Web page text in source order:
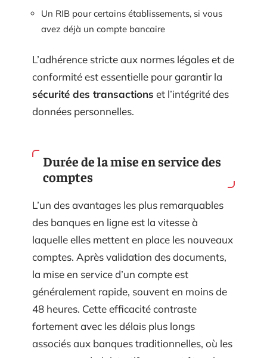
Un RIB pour certains établissements, si vous
avez déjà un compte bancaire
L’adhérence stricte aux normes légales et de
conformité est essentielle pour garantir la
sécurité des transactions et l’intégrité des
données personnelles.
Durée de la mise en service des
comptes
L’un des avantages les plus remarquables
des banques en ligne est la vitesse à
laquelle elles mettent en place les nouveaux
comptes. Après validation des documents,
la mise en service d’un compte est
généralement rapide, souvent en moins de
48 heures. Cette efficacité contraste
fortement avec les délais plus longs
associés aux banques traditionnelles, où les